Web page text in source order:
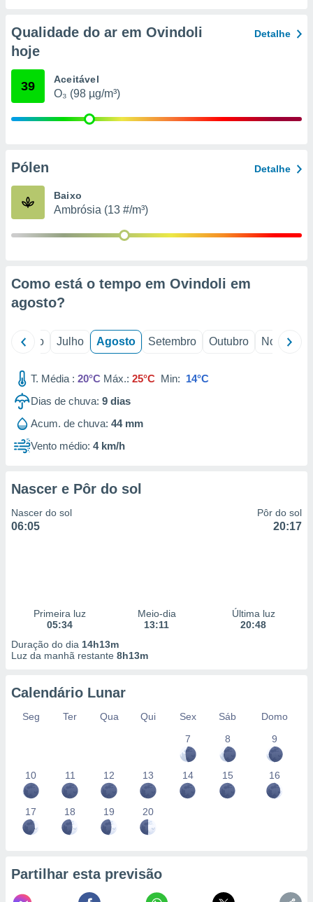
1199
Qualidade do ar em Ovindoli
hoje
Detalhe
39 Aceitável
O₃ (98 µg/m³)
Pólen Detalhe
Baixo
Ambrósia (13 #/m³)
Como está o tempo em Ovindoli em
agosto?
Junho Julho Agosto Setembro Outubro Novembro
T. Média : 20°C Máx.: 25°C Min: 14°C
Dias de chuva: 9 dias
Acum. de chuva: 44 mm
Vento médio: 4 km/h
Nascer e Pôr do sol
Nascer do sol
06:05
Pôr do sol
20:17
Primeira luz
05:34
Meio-dia
13:11
Última luz
20:48
Duração do dia 14h13m
Luz da manhã restante 8h13m
Calendário Lunar
Seg Ter Qua Qui Sex Sáb
Domo
7
8 9
10 11 12 13 14 15 16
17 18 19 20
Partilhar esta previsão